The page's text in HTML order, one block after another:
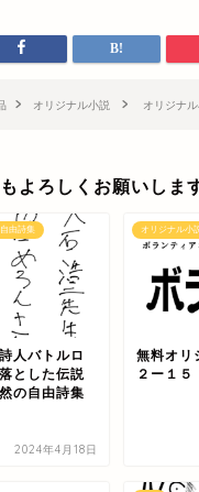
オリジナル小説 オリジナ
よろしくお願いしま
由詩集
人バトルロ
とした伝説
の自由詩集
2024年4月18日
オリジナル小
無料オ
２ー１５